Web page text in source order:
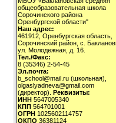
общеобразовательная школа
Сорочинского района
Оренбургской области"
Наш адрес:
461912, Оренбургская область,
Сорочинский район, с.
ул. Молодежная, д. 16.
Тел./Факс:
8 (35346) 2-54-45
Эл.почта:
b_school@mail.ru (школьная),
olgaslyadneva@gmail.com
(директор). Реквизиты:
ИНН 5647005340
КПП 564701001
ОГРН 1025602114757
ОКПО 36381124